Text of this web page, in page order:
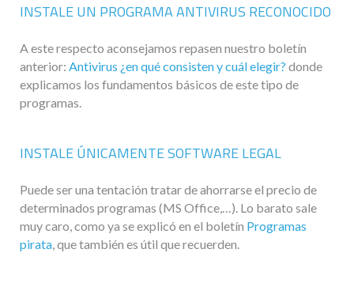
INSTALE UN PROGRAMA ANTIVIRUS RECONOCIDO
A este respecto aconsejamos repasen nuestro boletín
anterior: Antivirus ¿en qué consisten y cuál elegir? donde
explicamos los fundamentos básicos de este tipo de
programas.
INSTALE ÚNICAMENTE SOFTWARE LEGAL
Puede ser una tentación tratar de ahorrarse el precio de
determinados programas (MS Office,…). Lo barato sale
muy caro, como ya se explicó en el boletín Programas
pirata, que también es útil que recuerden.